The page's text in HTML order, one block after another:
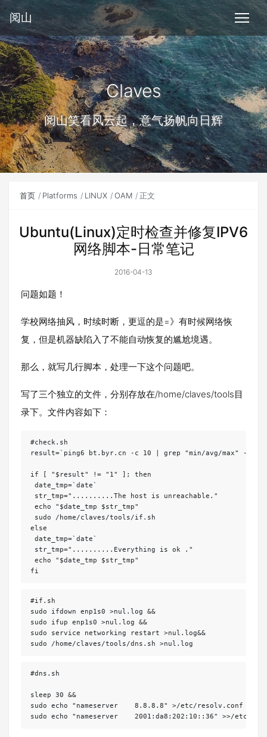
阅山
Claves
阅山笑看风云起，意气扬帆向日辉
首页 Platforms LINUX OAM 正文
Ubuntu(Linux)定时检查并修复IPV6
网络脚本-日常笔记
2016-04-13
问题如题！
学校网络抽风，时续时断，更逗的是=》有时候网络恢
复，但是机器缺陷入了不能自动恢复的尴尬境遇。
那么，就写几行脚本，处理一下这个问题吧。
写了三个独立的文件，分别存放在/home/claves/tools目
录下。文件内容如下：
#check.sh
result=`ping6 bt.byr.cn -c 10 | grep "min/avg/max" -c`
if [ "$result" != "1" ]; then
date_tmp=`date`
str_tmp="..........The host is unreachable."
echo "$date_tmp $str_tmp"
sudo /home/claves/tools/if.sh
else
date_tmp=`date`
str_tmp="..........Everything is ok ."
echo "$date_tmp $str_tmp"
#if.sh
sudo ifdown enp1s0 >nul.log &&
sudo ifup enp1s0 >nul.log &&
sudo service networking restart >nul.log&&
#dns.sh
sleep 30 &&
sudo echo "nameserver    8.8.8.8" >/etc/resolv.conf &&
sudo echo "nameserver    2001:da8:202:10::36" >>/etc/